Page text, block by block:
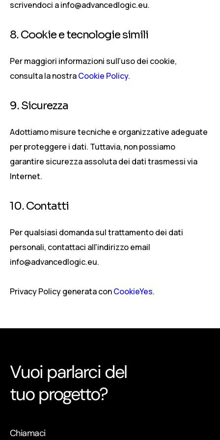
scrivendoci a info@advancedlogic.eu.
8. Cookie e tecnologie simili
Per maggiori informazioni sull’uso dei cookie,
consulta la nostraCookie Policy.
9. Sicurezza
Adottiamo misure tecniche e organizzative adeguate
per proteggere i dati. Tuttavia, non possiamo
garantire sicurezza assoluta dei dati trasmessi via
Internet.
10. Contatti
Per qualsiasi domanda sul trattamento dei dati
personali, contattaci all'indirizzo email
info@advancedlogic.eu.
Privacy Policy generata conCookieYes.
Vuoi parlarci del
tuo progetto?
Chiamaci